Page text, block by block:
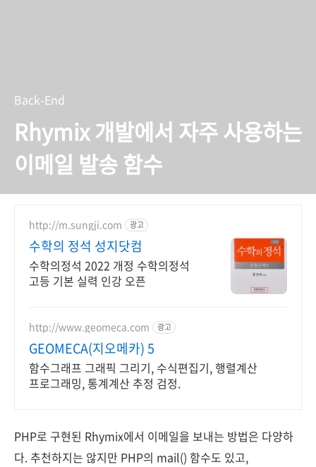
Back-End
Rhymix 개발에서 자주 사용하는
이메일 발송 함수
http://m.sungji.com 광고
수학의 정석 성지닷컴
수학의정석 2022 개정 수학의정석
고등 기본 실력 인강 오픈
http://www.geomeca.com 광고
GEOMECA(지오메카) 5
함수그래프 그래픽 그리기, 수식편집기, 행렬계산
프로그래밍, 통계계산 추정 검정.
PHP로 구현된 Rhymix에서 이메일을 보내는 방법은 다양하
다. 추천하지는 않지만 PHP의 mail() 함수도 있고,